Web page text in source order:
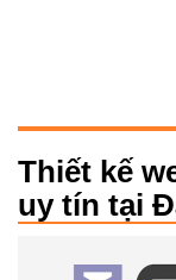
Thiết kế
uy tín tại